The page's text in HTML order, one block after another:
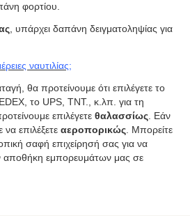
φορτίου.
, υπάρχει δαπάνη δειγματοληψίας για
ναυτιλίας;
θα προτείνουμε ότι επιλέγετε το
το UPS, TNT., κ.λπ. για τη
επιλέγετε θαλασσίως. Εάν
να επιλέξετε αεροπορικώς. Μπορείτε
σαφή επιχείρησή σας για να
αποθήκη εμπορευμάτων μας σε